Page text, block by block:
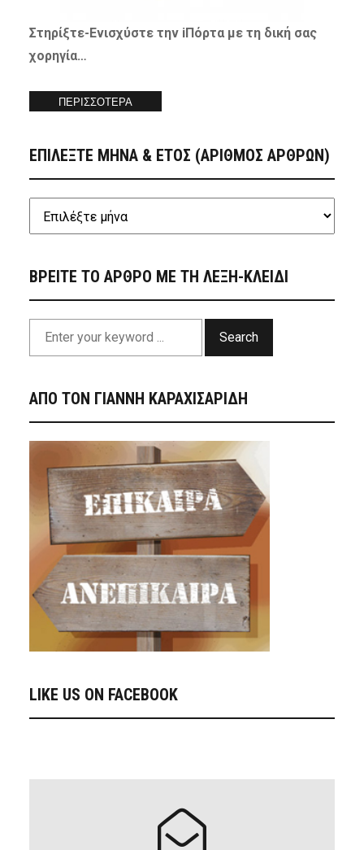
Στηρίξτε- Ενισχύστετην iΠόρτα με τη δική σας
χορηγία…
ΠΕΡΙΣΣΟΤΕΡΑ
ΕΠΙΛΕΞΤΕ ΜΗΝΑ & ΕΤΟΣ (ΑΡΙΘΜΟΣ ΑΡΘΡΩΝ)
ΒΡΕΙΤΕ ΤΟ ΑΡΘΡΟ ΜΕ ΤΗ ΛΕΞΗ-ΚΛΕΙΔΙ
Search
ΑΠΟ ΤΟΝ ΓΙΑΝΝΗ ΚΑΡΑΧΙΣΑΡΙΔΗ
LIKE US ON FACEBOOK